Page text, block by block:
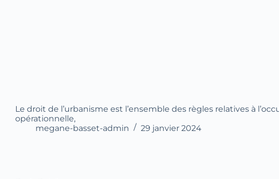
Le droit de l’urbanisme est l’ensemble des règles relatives à
opérationnelle,
megane-basset-admin
29 janvier 2024